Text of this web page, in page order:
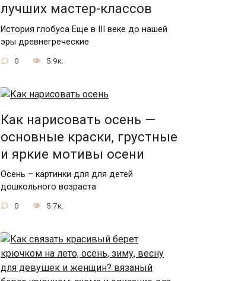
лучших мастер-классов
История глобуса Еще в III веке до нашей
эры древнегреческие
0 5.9к.
Как нарисовать осень —
основные краски, грустные
и яркие мотивы осени
Осень – картинки для для детей
дошкольного возраста
0 5.7к.